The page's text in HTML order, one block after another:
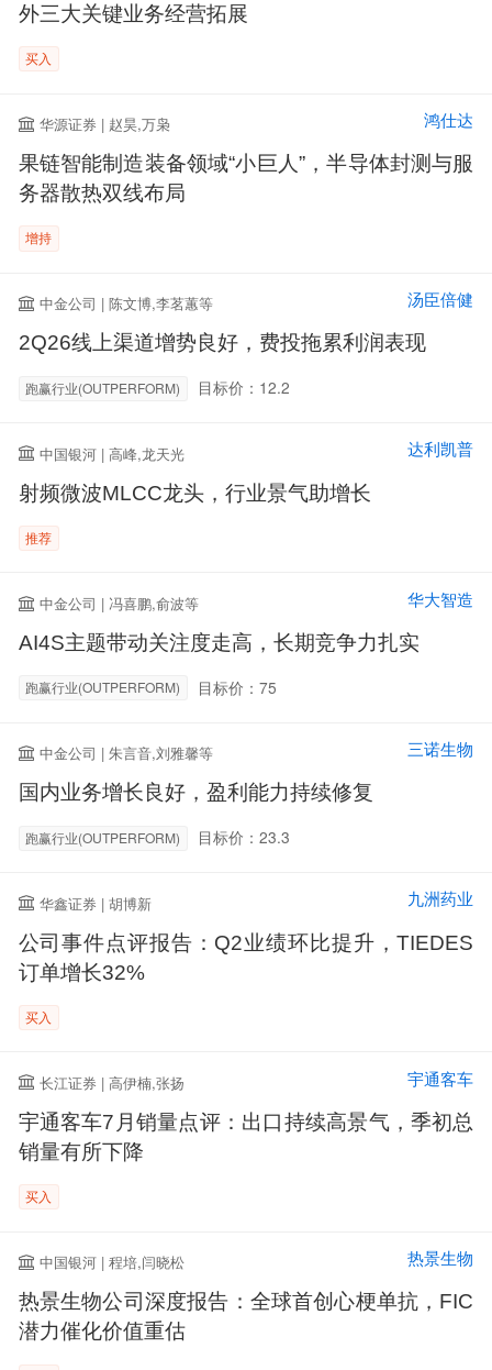
外三大关键业务经营拓展
买入
华源证券 | 赵昊,万枭 鸿仕达
果链智能制造装备领域“小巨人”，半导体封测与服
务器散热双线布局
增持
中金公司 | 陈文博,李茗蕙等 汤臣倍健
2Q26线上渠道增势良好，费投拖累利润表现
跑赢行业(OUTPERFORM) 目标价：12.2
中国银河 | 高峰,龙天光 达利凯普
射频微波MLCC龙头，行业景气助增长
推荐
中金公司 | 冯喜鹏,俞波等 华大智造
AI4S主题带动关注度走高，长期竞争力扎实
跑赢行业(OUTPERFORM) 目标价：75
中金公司 | 朱言音,刘雅馨等 三诺生物
国内业务增长良好，盈利能力持续修复
跑赢行业(OUTPERFORM) 目标价：23.3
华鑫证券 | 胡博新 九洲药业
公司事件点评报告：Q2业绩环比提升，TIEDES
订单增长32%
买入
长江证券 | 高伊楠,张扬 宇通客车
宇通客车7月销量点评：出口持续高景气，季初总
销量有所下降
买入
中国银河 | 程培,闫晓松 热景生物
热景生物公司深度报告：全球首创心梗单抗，FIC
潜力催化价值重估